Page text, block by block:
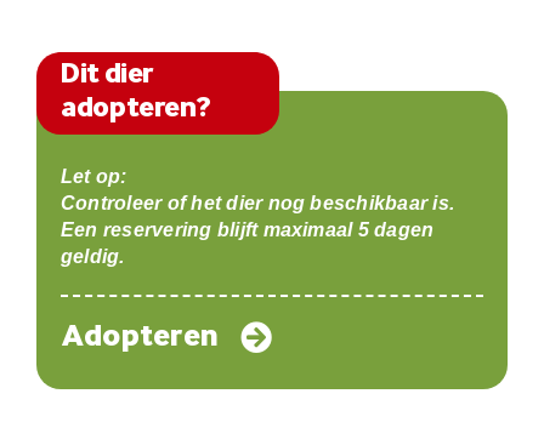
Dit dier
adopteren?
Let op:
Controleer of het dier nog beschikbaar is.
Een reservering blijft maximaal 5 dagen
geldig.
Adopteren